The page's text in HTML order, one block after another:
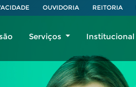
Serviços Institucional
OUVIDORIA REITORIA